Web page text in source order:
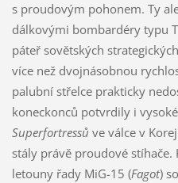
s proudovým pohonem. Ty
dálkovými bombardéry typu
páteř sovětských
více než dvojnásobnou
palubní střelce prakticky
koneckonců potvrdily i
Superfortressů ve válce v
stály právě proudové
letouny řady MiG-15 (Fagot)